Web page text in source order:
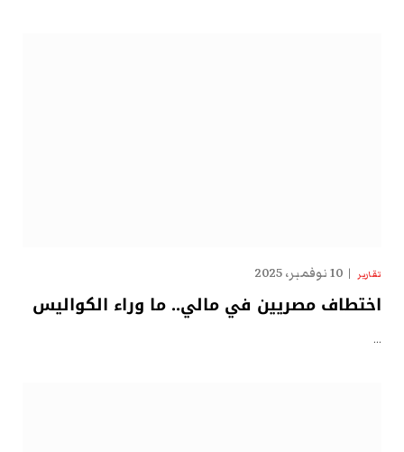
تقارير 10 نوفمبر، 2025
اختطاف مصريين في مالي.. ما وراء الكواليس
…